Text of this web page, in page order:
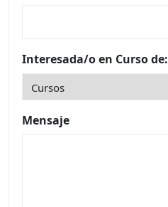
Interesada/o en Curso de:
Mensaje